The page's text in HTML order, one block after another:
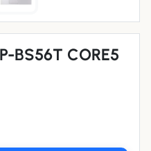
BS56T CORE5